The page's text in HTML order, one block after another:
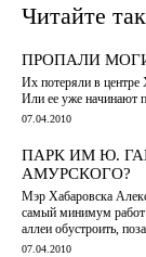
Читайте
ПРОПАЛИ
Их потеряли в
Или ее уже начинают
07.04.2010
ПАРК ИМ Ю.
АМУРСКОГО?
Мэр Хабаровска
самый минимум
аллеи обустроить,
07.04.2010